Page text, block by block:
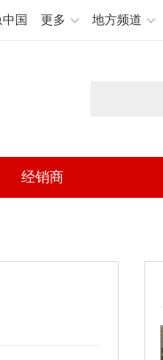
国 更多 地方频道
经销商